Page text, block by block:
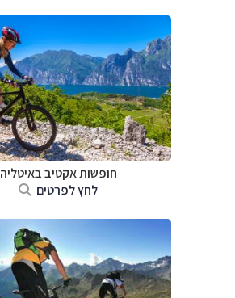
חופשות אקטיב באיטליה
לחץ לפרטים